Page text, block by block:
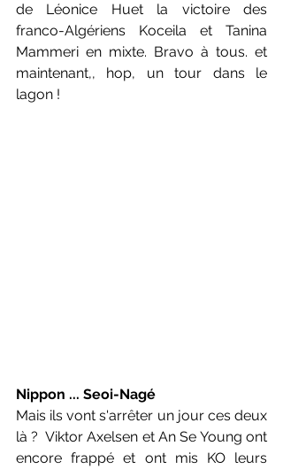
de Léonice Huet la victoire des
franco-Algériens Koceila et Tanina
Mammeri en mixte. Bravo à tous. et
maintenant,, hop, un tour dans le
lagon !
Nippon ... Seoi-Nagé
Mais ils vont s'arrêter un jour ces deux
là ?  Viktor Axelsen et An Se Young ont
encore frappé et ont mis KO leurs